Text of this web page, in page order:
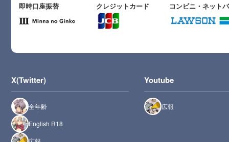
即時口座振替 クレジットカード コンビニ・ネット
X(Twitter)
全年齢
English R18
Youtube
広報